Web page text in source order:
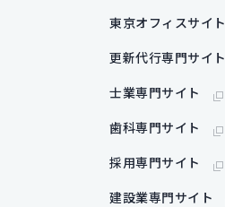
東京オフィスサイト
更新代行専門サイト
士業専門サイト
歯科専門サイト
採用専門サイト
建設業専門サイト